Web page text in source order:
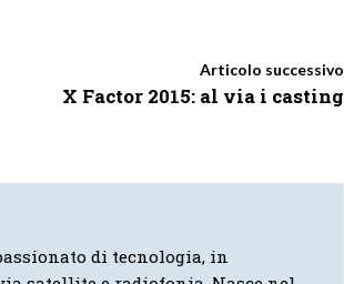
Articolo successivo
X Factor 2015: al via i casting
di tecnologia, in